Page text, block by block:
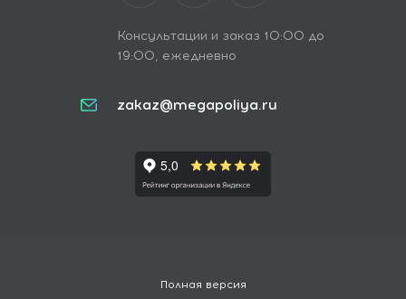
Консультации и заказ 10:00 до
19:00, ежедневно
zakaz@megapoliya.ru
Полная версия